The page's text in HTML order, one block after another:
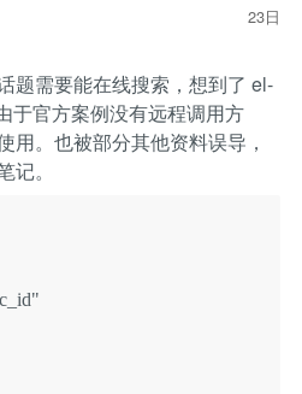
23日
题需要能在线搜索，想到了 el-
于官方案例没有远程调用方
用。也被部分其他资料误导，
。